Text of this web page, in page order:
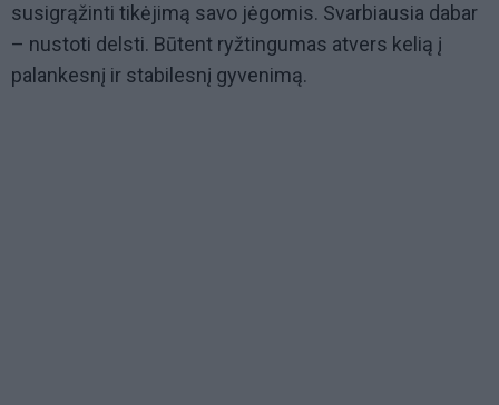
susigrąžinti tikėjimą savo jėgomis. Svarbiausia dabar
– nustoti delsti. Būtent ryžtingumas atvers kelią į
palankesnį ir stabilesnį gyvenimą.